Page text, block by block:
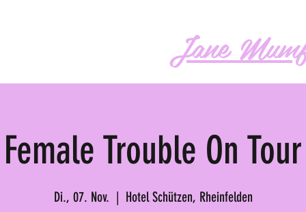
Jane
Female Trouble On Tour
Di., 07. Nov.
  |
Hotel Schützen, Rheinfelden